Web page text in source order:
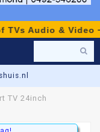
Audio & Video-
Persoonlijk Advies
TV 24inch